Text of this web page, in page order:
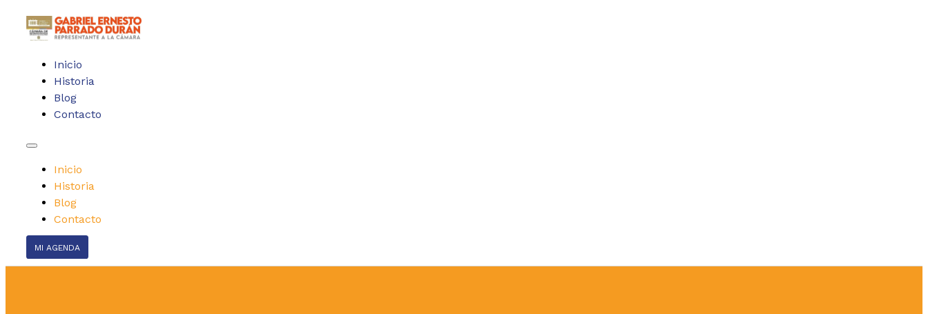
Inicio
Historia
Blog
Contacto
Inicio
Historia
Blog
Contacto
MI AGENDA